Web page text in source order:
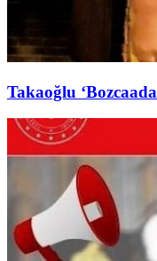
Takaoğlu